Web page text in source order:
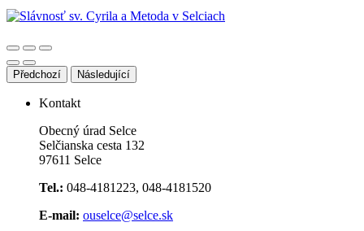
Předchozí Následující
Kontakt
Obecný úrad Selce
Selčianska cesta 132
97611 Selce
Tel.: 048-4181223, 048-4181520
E-mail: ouselce@selce.sk